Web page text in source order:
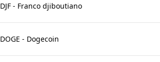
DJF - Franco djiboutiano
DOGE - Dogecoin